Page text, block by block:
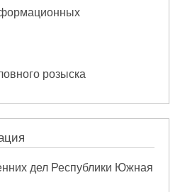
розыска
дел Республики Южная